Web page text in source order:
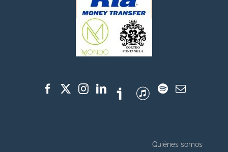
Quiénes somos